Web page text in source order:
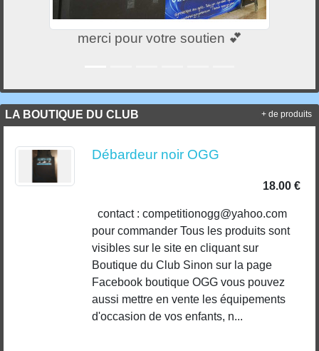
merci pour votre soutien 💕
LA BOUTIQUE DU CLUB
Débardeur noir OGG
18.00 €
contact : competitionogg@yahoo.com
pour commander Tous les produits sont
visibles sur le site en cliquant sur
Boutique du Club Sinon sur la page
Facebook boutique OGG vous pouvez
aussi mettre en vente les équipements
d'occasion de vos enfants, n...
+ de produits